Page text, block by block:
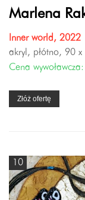
Marlena
Inner world, 2022
akryl, płótno, 90
Cena wywoławcza:
Złóż ofertę
10